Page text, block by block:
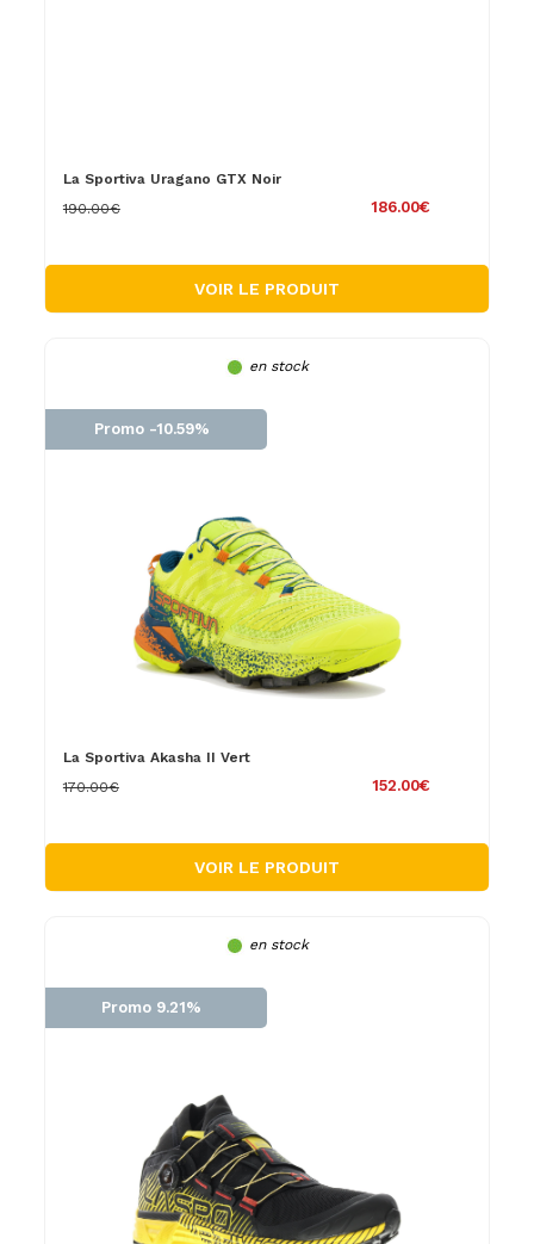
La Sportiva Uragano GTX Noir
186.00€
190.00€
VOIR LE PRODUIT
en stock
Promo -10.59%
La Sportiva Akasha II Vert
152.00€
170.00€
VOIR LE PRODUIT
en stock
Promo 9.21%